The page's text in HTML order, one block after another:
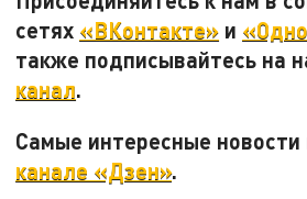
сетях «ВКонтакте» и
также подписывайтесь на
канал.
Самые интересные
канале «Дзен».